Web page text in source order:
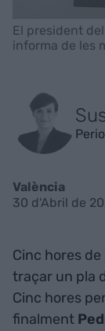
El president
informa de les
València
30 d'Abril de
Cinc hores
traçar un pla
Cinc hores
finalment